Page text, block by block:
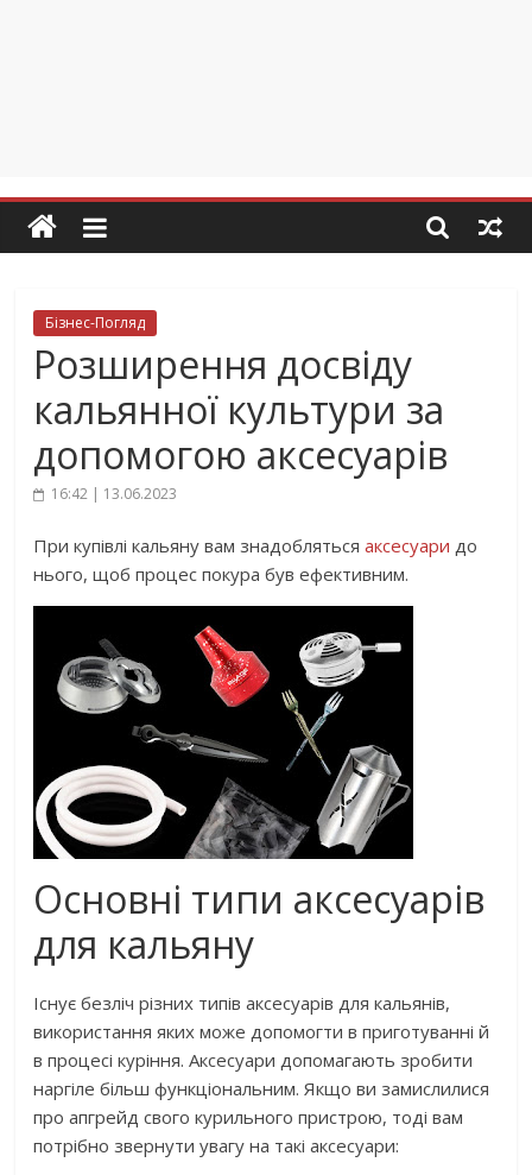
Бізнес-Погляд
Розширення досвіду
кальянної культури за
допомогою аксесуарів
16:42 | 13.06.2023
При купівлі кальяну вам знадоблятьсяаксесуари до
нього, щоб процес покура був ефективним.
Основні типи аксесуарів
для кальяну
Існує безліч різних типів аксесуарів для кальянів,
використання яких може допомогти в приготуванні й
в процесі куріння. Аксесуари допомагають зробити
наргіле більш функціональним. Якщо ви замислилися
про апгрейд свого курильного пристрою, тоді вам
потрібно звернути увагу на такі аксесуари: